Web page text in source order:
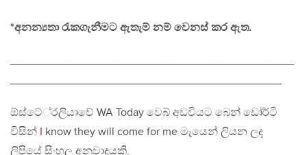
*අනන්‍යතා රැකගැනීමට ඇතැම් නම් වෙනස් කර ඇත.
ඕස්ටේ‍්‍රලියාවේ WA Today වෙබ් අඩවියට බෙන් ඩෝර්ටි
විසින් I know they will come for me මැයෙන් ලියන ලද
ලිපියේ සිංහල අනුවාදයකි.